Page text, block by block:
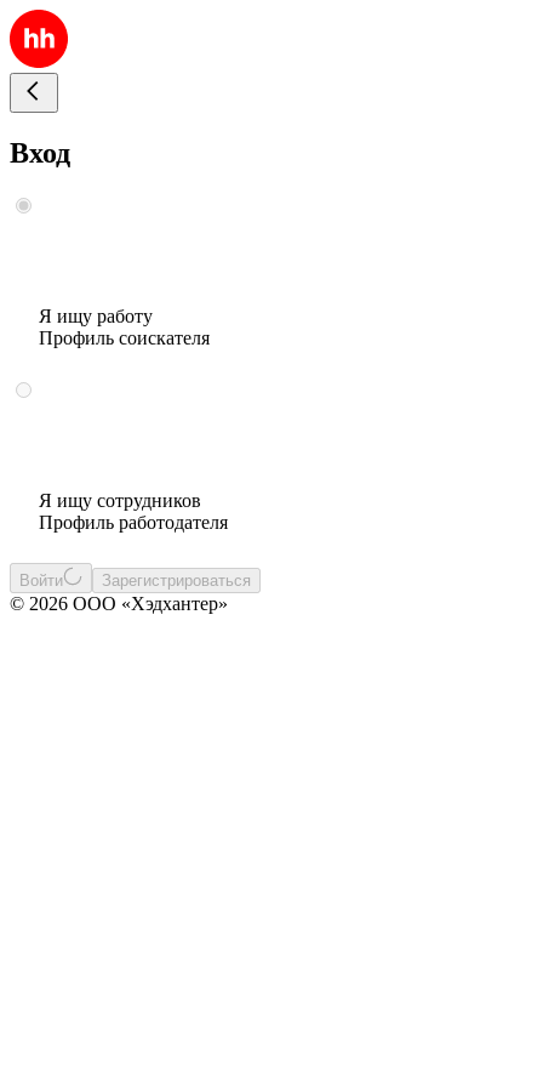
Вход
Я ищу работу
Профиль соискателя
Я ищу сотрудников
Профиль работодателя
Войти Зарегистрироваться
© 2026 ООО «Хэдхантер»